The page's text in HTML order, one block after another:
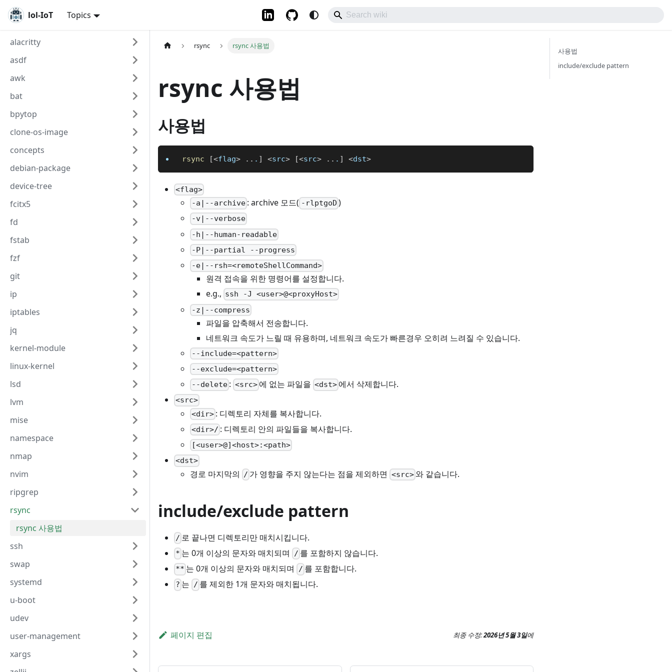
lol-IoT Topics
alacritty
asdf
awk
bat
bpytop
clone-os-image
concepts
debian-package
device-tree
fcitx5
fd
fstab
fzf
git
ip
iptables
jq
kernel-module
linux-kernel
lsd
lvm
mise
namespace
nmap
nvim
ripgrep
rsync
rsync 사용법
ssh
swap
systemd
u-boot
udev
user-management
xargs
rsync rsync 사용법
rsync 사용법
사용법
rsync [<flag> .. . ] <src> [<src> .. . ] <dst>
<flag>
-a|--archive : archive 모드( -rlptgoD )
-v|--verbose
-h|--human-readable
-P|--partial --progress
-e|--rsh=<remoteShellCommand>
원격 접속을 위한 명령어를 설정합니다.
e.g., ssh -J <user>@<proxyHost>
-z|--compress
파일을 압축해서 전송합니다.
네트워크 속도가 느릴 때 유용하며, 네트워크 속도가 빠른경우 오히려 느려질 수 있습니다.
--include=<pattern>
--exclude=<pattern>
--delete : <src>에 없는 파일을 <dst> 에서 삭제합니다.
<src>
<dir> : 디렉토리 자체를 복사합니다.
<dir>/ : 디렉토리 안의 파일들을 복사합니다.
[<user>@]<host>:<path>
<dst>
경로 마지막의 / 가 영향을 주지 않는다는 점을 제외하면 <src>와 같습니다.
include/exclude pattern
/ 로 끝나면 디렉토리만 매치시킵니다.
* 는 0개 이상의 문자와 매치되며 / 를 포함하지 않습니다.
** 는 0개 이상의 문자와 매치되며 / 를 포함합니다.
? 는 / 를 제외한 1개 문자와 매치됩니다.
페이지 편집 최종 수정:2026년 5월 3일에
사용법
include/exclude pattern